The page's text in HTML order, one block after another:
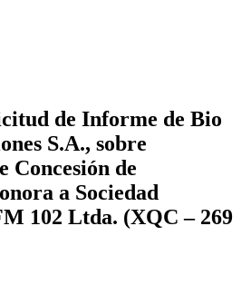
de Informe de Bio
S.A., sobre
Concesión de
a Sociedad
102 Ltda. (XQC – 269